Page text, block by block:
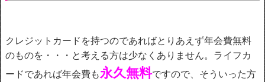
クレジットカードを持つのであればとりあえず年会費無料
のものを・・・と考える方は少なくありません。ライフカ
ードであれば年会費も永久無料ですので、そういった方